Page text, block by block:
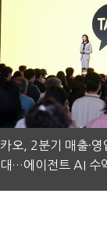
오, 2분기 매출·영
…에이전트 AI 수